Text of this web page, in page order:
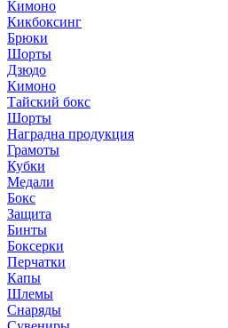
Кимоно
Кикбоксинг
Брюки
Шорты
Дзюдо
Кимоно
Тайский бокс
Шорты
Наградна продукция
Грамоты
Кубки
Медали
Бокс
Защита
Бинты
Боксерки
Перчатки
Капы
Шлемы
Снаряды